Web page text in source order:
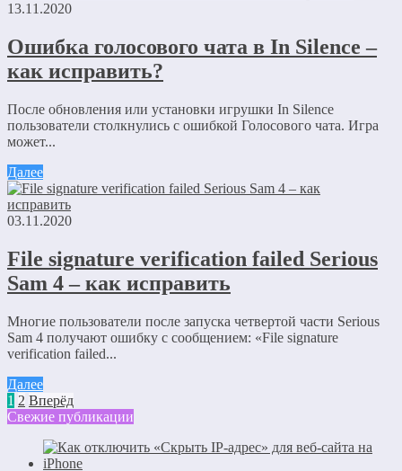
13.11.2020
Ошибка голосового чата в In Silence –
как исправить?
После обновления или установки игрушки In Silence
пользователи столкнулись с ошибкой Голосового чата. Игра
может...
Далее
03.11.2020
File signature verification failed Serious
Sam 4 – как исправить
Многие пользователи после запуска четвертой части Serious
Sam 4 получают ошибку с сообщением: «File signature
verification failed...
Далее
1 2 Вперёд
Свежие публикации